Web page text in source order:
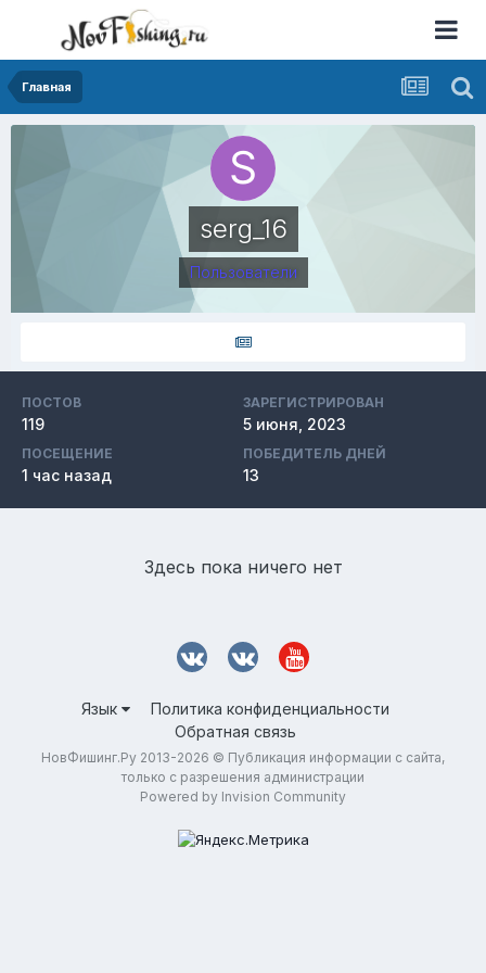
Главная
serg_16
Пользователи
ПОСТОВ
119
ЗАРЕГИСТРИРОВАН
5 июня, 2023
ПОСЕЩЕНИЕ
1 час назад
ПОБЕДИТЕЛЬ ДНЕЙ
13
Здесь пока ничего нет
Язык
Политика конфиденциальности
Обратная связь
НовФишинг.Ру 2013-2026 © Публикация информации с сайта,
только с разрешения администрации
Powered by Invision Community